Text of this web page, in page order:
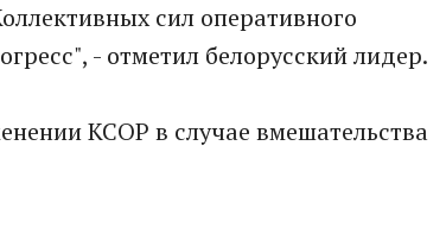
сил оперативного
- отметил белорусский лидер.
КСОР в случае вмешательства